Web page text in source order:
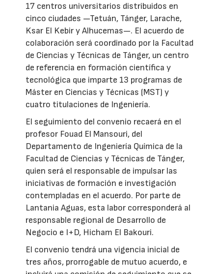
17 centros universitarios distribuidos en
cinco ciudades —Tetuán, Tánger, Larache,
Ksar El Kebir y Alhucemas—. El acuerdo de
colaboración será coordinado por la Facultad
de Ciencias y Técnicas de Tánger, un centro
de referencia en formación científica y
tecnológica que imparte 13 programas de
Máster en Ciencias y Técnicas (MST) y
cuatro titulaciones de Ingeniería.
El seguimiento del convenio recaerá en el
profesor Fouad El Mansouri, del
Departamento de Ingeniería Química de la
Facultad de Ciencias y Técnicas de Tánger,
quien será el responsable de impulsar las
iniciativas de formación e investigación
contempladas en el acuerdo. Por parte de
Lantania Aguas, esta labor corresponderá al
responsable regional de Desarrollo de
Negocio e I+D, Hicham El Bakouri.
El convenio tendrá una vigencia inicial de
tres años, prorrogable de mutuo acuerdo, e